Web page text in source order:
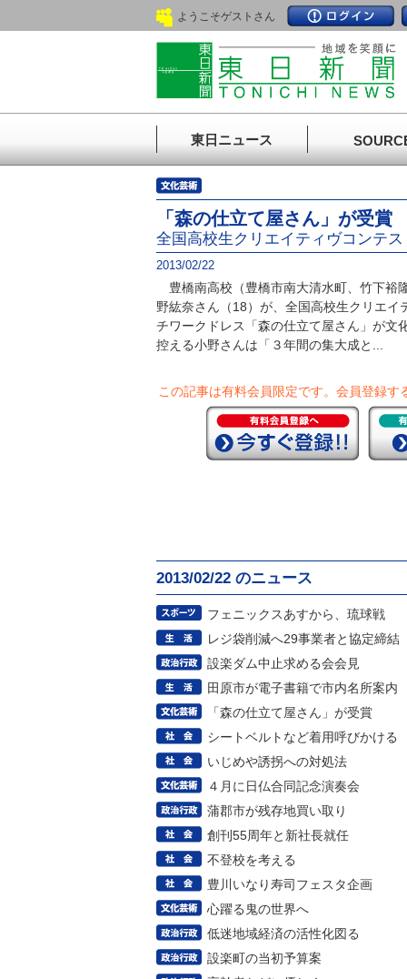
ようこそゲストさん
東日ニュース
「森の仕立て屋さん」が受賞
全国高校生クリエイティヴコンテス
2013/02/22
豊橋南高校（豊橋市南大清水町、竹下裕
野紘奈さん（18）が、全国高校生クリエイ
チワークドレス「森の仕立て屋さん」が文
控える小野さんは「３年間の集大成と...
この記事は有料会員限定です。 会員登録す
2013/02/22 のニュース
フェニックスあすから、琉球戦
レジ袋削減へ29事業者と協定締結
設楽ダム中止求める会会見
田原市が電子書籍で市内名所案内
「森の仕立て屋さん」が受賞
シートベルトなど着用呼びかける
いじめや誘拐への対処法
４月に日仏合同記念演奏会
蒲郡市が残存地買い取り
創刊55周年と新社長就任
不登校を考える
豊川いなり寿司フェスタ企画
心躍る鬼の世界へ
低迷地域経済の活性化図る
設楽町の当初予算案